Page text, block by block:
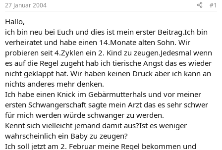
e
r
t
m
27 Januar 2004 #1
Hallo,
ich bin neu bei Euch und dies ist mein erster Beitrag.Ich bin
verheiratet und habe einen 14.Monate alten Sohn. Wir
probieren seit 4.Zyklen ein 2. Kind zu zeugen.Jedesmal wenn
es auf die Regel zugeht hab ich tierische Angst das es wieder
nicht geklappt hat. Wir haben keinen Druck aber ich kann an
nichts anderes mehr denken.
Ich habe einen Knick im Gebärmutterhals und vor meiner
ersten Schwangerschaft sagte mein Arzt das es sehr schwer
für mich werden würde schwanger zu werden.
Kennt sich vielleicht jemand damit aus?Ist es weniger
wahrscheinlich ein Baby zu zeugen?
Ich soll jetzt am 2. Februar meine Regel bekommen und